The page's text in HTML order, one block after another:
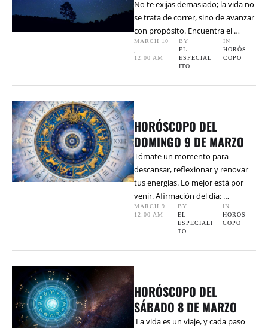
No te exijas demasiado; la vida no
se trata de correr, sino de avanzar
con propósito. Encuentra el …
MARCH 10
,
12:00 AM
BY
EL
ESPECIAL
ITO
IN
HORÓS
COPO
HORÓSCOPO DEL
DOMINGO 9 DE MARZO
Tómate un momento para
descansar, reflexionar y renovar
tus energías. Lo mejor está por
venir. Afirmación del día: …
MARCH 9,
12:00 AM
BY
EL
ESPECIALI
TO
IN
HORÓS
COPO
HORÓSCOPO DEL
SÁBADO 8 DE MARZO
La vida es un viaje, y cada paso